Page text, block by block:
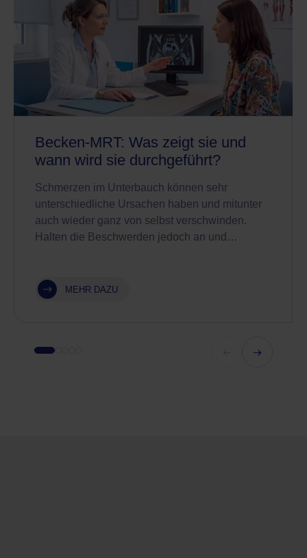
Becken-MRT: Was zeigt sie und
wann wird sie durchgeführt?
Schmerzen im Unterbauch können sehr
unterschiedliche Ursachen haben und mitunter
auch wieder ganz von selbst verschwinden.
Halten die Beschwerden jedoch an und…
MEHR DAZU